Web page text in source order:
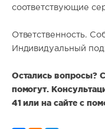
соответствующие
Ответственность.
Индивидуальный
Остались вопросы?
помогут.
41 или на сайте с